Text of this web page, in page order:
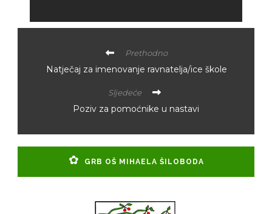
Prethodno
Natječaj za imenovanje ravnatelja/ice škole
Sljedeće
Poziv za pomoćnike u nastavi
GRB OŠ MIHAELA ŠILOBODA